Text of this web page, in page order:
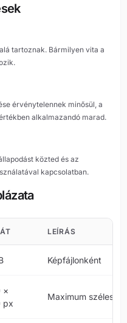
tartoznak. Bármilyen vita a
érvénytelennek minősül, a
alkalmazandó marad.
közted és az
kapcsolatban.
LEÍRÁS
Képfájlonként
×
px
Maximum